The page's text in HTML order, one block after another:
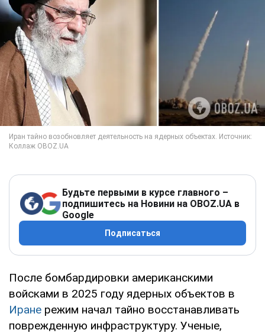
Будьте первыми в курсе главного –
подпишитесь на Новини на OBOZ.UA в
Google
Подписаться
После бомбардировки американскими
войсками в 2025 году ядерных объектов в
Иране режим начал тайно восстанавливать
поврежденную инфраструктуру. Ученые,